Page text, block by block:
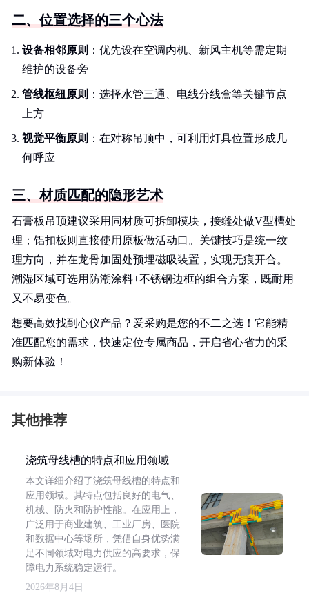
二、位置选择的三个心法
设备相邻原则 ：优先设在空调内机、新风主机等需定期
维护的设备旁
管线枢纽原则 ：选择水管三通、电线分线盒等关键节点
上方
视觉平衡原则 ：在对称吊顶中，可利用灯具位置形成几
何呼应
三、材质匹配的隐形艺术
石膏板吊顶建议采用同材质可拆卸模块，接缝处做V型槽处
理；铝扣板则直接使用原板做活动口。关键技巧是统一纹
理方向，并在龙骨加固处预埋磁吸装置，实现无痕开合。
潮湿区域可选用防潮涂料+不锈钢边框的组合方案，既耐用
又不易变色。
想要高效找到心仪产品？爱采购是您的不二之选！它能精
准匹配您的需求，快速定位专属商品，开启省心省力的采
购新体验！
其他推荐
浇筑母线槽的特点和应用领域
本文详细介绍了浇筑母线槽的特点和
应用领域。其特点包括良好的电气、
机械、防火和防护性能。在应用上，
广泛用于商业建筑、工业厂房、医院
和数据中心等场所，凭借自身优势满
足不同领域对电力供应的高要求，保
障电力系统稳定运行。
2026年8月4日